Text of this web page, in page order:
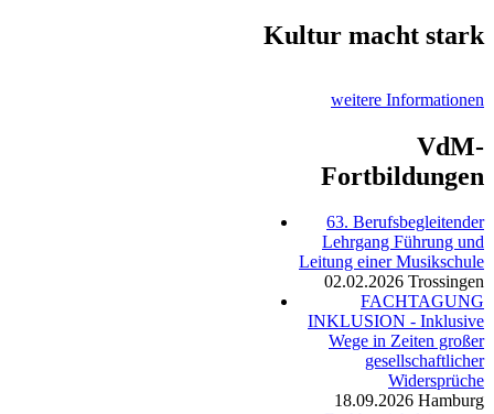
Kultur macht stark
weitere Informationen
VdM-
Fortbildungen
63. Berufsbegleitender
Lehrgang Führung und
Leitung einer Musikschule
02.02.2026 Trossingen
FACHTAGUNG
INKLUSION - Inklusive
Wege in Zeiten großer
gesellschaftlicher
Widersprüche
18.09.2026 Hamburg